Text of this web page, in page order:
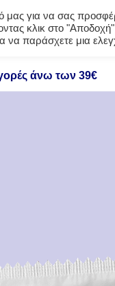
άνω των 39€
για να σας
κλικ στο
να παράσχετε μια